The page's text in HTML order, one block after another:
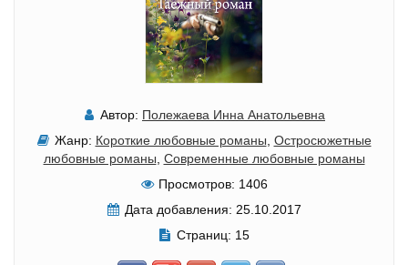
Автор: Полежаева Инна Анатольевна
Жанр: Короткие любовные романы Остросюжетные
любовные романы Современные любовные романы
Просмотров: 1406
Дата добавления: 25.10.2017
Страниц: 15